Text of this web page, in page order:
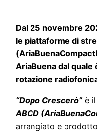
Dal 25 novembre
le piattaforme di
AriaBuena dal
rotazione
“Dopo Crescerò” è il
ABCD
arrangiato e